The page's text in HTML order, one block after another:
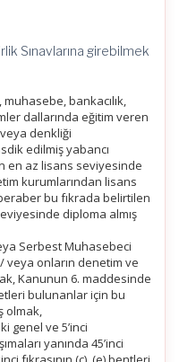
Sınavlarına girebilmek
bankacılık,
dallarında eğitim veren
denkliği
edilmiş yabancı
en az lisans seviyesinde
kurumlarından lisans
bu fıkrada belirtilen
diploma almış
Serbest Muhasebeci
veya onların denetim ve
Kanunun 6. maddesinde
bulunanlar için bu
olmak,
genel ve 5’inci
yanında 45’inci